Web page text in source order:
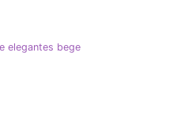
elegantes bege